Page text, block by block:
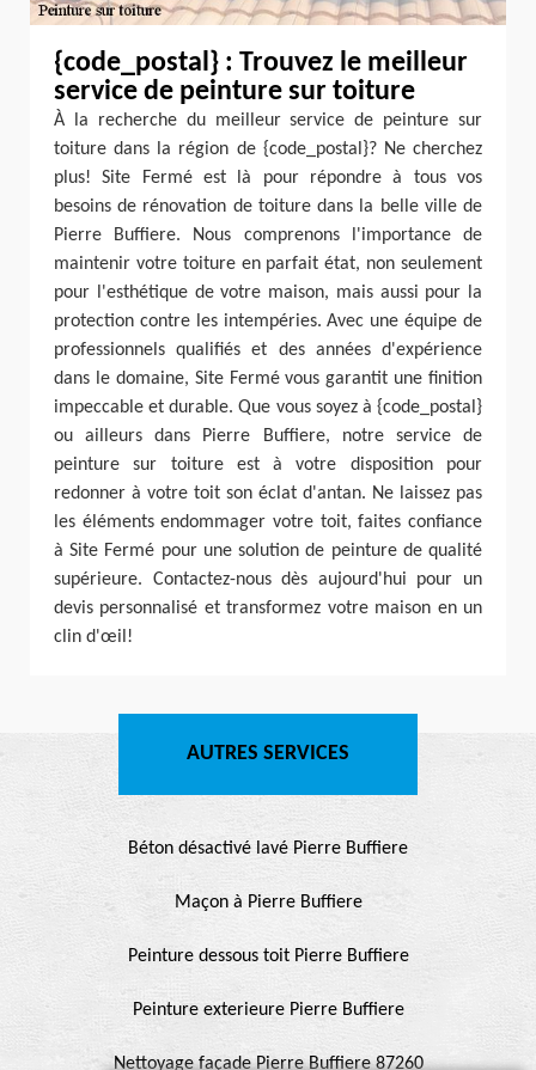
{code_postal} : Trouvez le meilleur
service de peinture sur toiture
À la recherche du meilleur service de peinture sur
toiture dans la région de {code_postal}? Ne cherchez
plus! Site Fermé est là pour répondre à tous vos
besoins de rénovation de toiture dans la belle ville de
Pierre Buffiere. Nous comprenons l'importance de
maintenir votre toiture en parfait état, non seulement
pour l'esthétique de votre maison, mais aussi pour la
protection contre les intempéries. Avec une équipe de
professionnels qualifiés et des années d'expérience
dans le domaine, Site Fermé vous garantit une finition
impeccable et durable. Que vous soyez à {code_postal}
ou ailleurs dans Pierre Buffiere, notre service de
peinture sur toiture est à votre disposition pour
redonner à votre toit son éclat d'antan. Ne laissez pas
les éléments endommager votre toit, faites confiance
à Site Fermé pour une solution de peinture de qualité
supérieure. Contactez-nous dès aujourd'hui pour un
devis personnalisé et transformez votre maison en un
clin d'œil!
AUTRES SERVICES
Béton désactivé lavé Pierre Buffiere
Maçon à Pierre Buffiere
Peinture dessous toit Pierre Buffiere
Peinture exterieure Pierre Buffiere
Nettoyage façade Pierre Buffiere 87260